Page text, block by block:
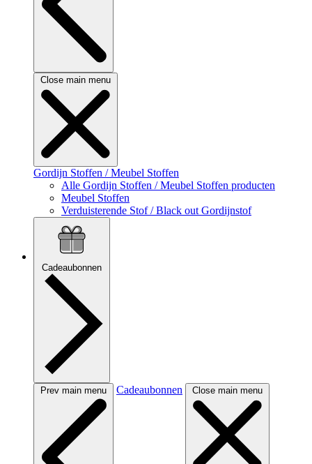
Close main menu
Gordijn Stoffen / Meubel Stoffen
Alle Gordijn Stoffen / Meubel Stoffen producten
Meubel Stoffen
Verduisterende Stof / Black out Gordijnstof
Cadeaubonnen
Prev main menu Cadeaubonnen Close main menu